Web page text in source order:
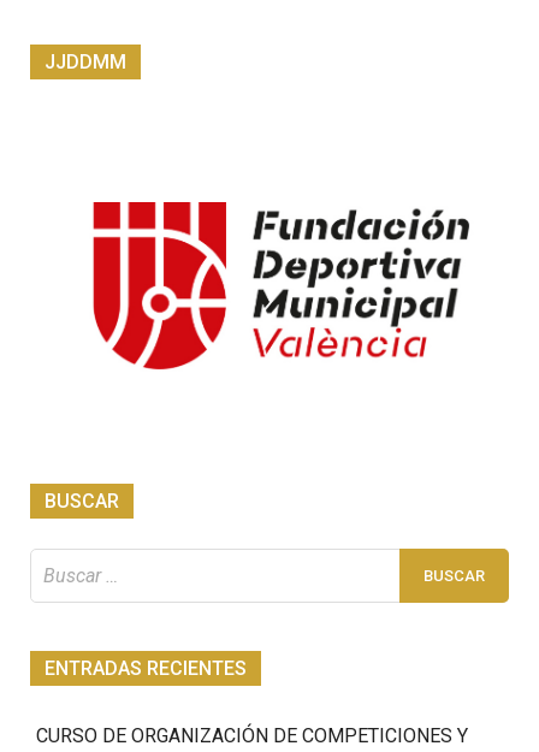
JJDDMM
BUSCAR
ENTRADAS RECIENTES
CURSO DE ORGANIZACIÓN DE COMPETICIONES Y